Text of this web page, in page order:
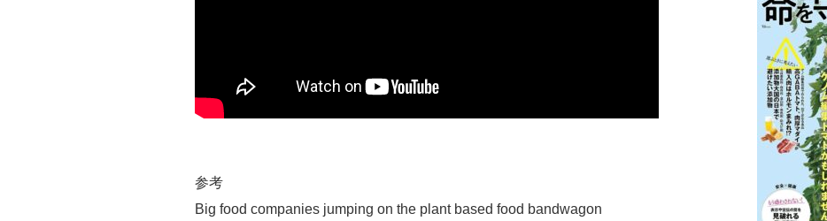
参考
Big food companies jumping on the plant based food bandwagon